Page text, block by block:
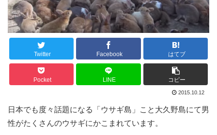
Twitter Facebook はてブ
Pocket LINE コピー
2015.10.12
日本でも度々話題になる「ウサギ島」こと大久野島にて男
性がたくさんのウサギにかこまれています。